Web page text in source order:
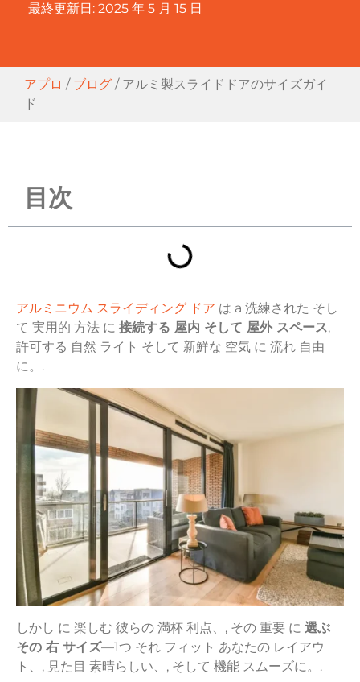
最終更新日: 2025 年 5 月 15 日
アプロ / ブログ /アルミ製スライドドアのサイズガイ
ド
目次
アルミニウム スライディング ドア は a 洗練された そし
て 実用的 方法 に 接続する 屋内 そして 屋外 スペース,
許可する 自然 ライト そして 新鮮な 空気 に 流れ 自由
に。.
しかし に 楽しむ 彼らの 満杯 利点、, その 重要 に 選ぶ
その 右 サイズ—1つ それ フィット あなたの レイアウ
ト、, 見た目 素晴らしい、, そして 機能 スムーズに。.